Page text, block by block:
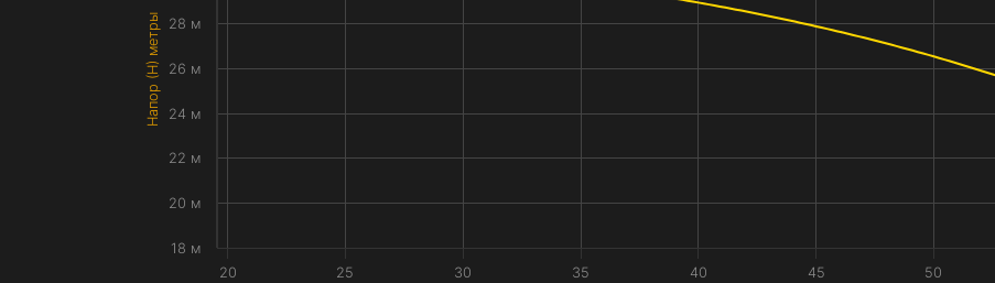
Напор (H) метры
20 25 30 35 40 45 50
18 м
20 м
22 м
24 м
26 м
28 м